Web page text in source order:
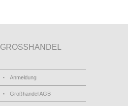
GROSSHANDEL
Anmeldung
Großhandel AGB